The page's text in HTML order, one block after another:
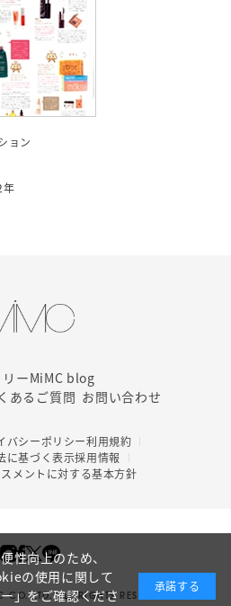
ョン
年
ーMiMC blog
あるご質問 お問い合わせ
バシーポリシー利用規約
に基づく表示採用情報
メントに対する基本方針
LTD. ALL RIGHTS RESERVED.
性向上のため、
の使用に関して
」をご確認くださ
承諾する